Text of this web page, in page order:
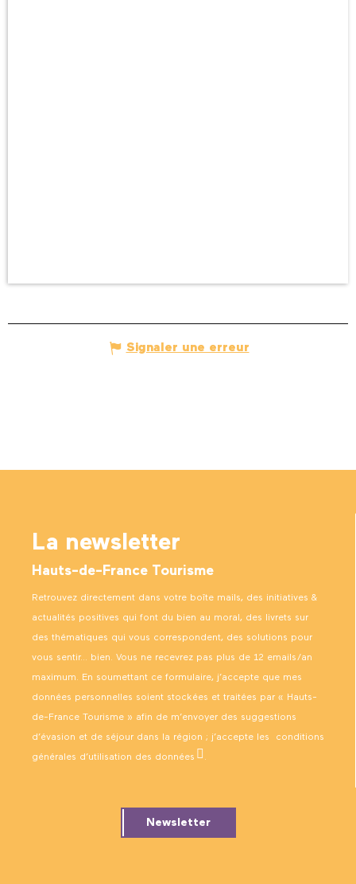
Signaler une erreur
La newsletter
Hauts-de-France Tourisme
Retrouvez directement dans votre boîte mails, des initiatives &
actualités positives qui font du bien au moral, des livrets sur
des thématiques qui vous correspondent, des solutions pour
vous sentir… bien. Vous ne recevrez pas plus de 12 emails/an
maximum. En soumettant ce formulaire, j’accepte que mes
données personnelles soient stockées et traitées par « Hauts-
de-France Tourisme » afin de m’envoyer des suggestions
d’évasion et de séjour dans la région ; j’accepte les conditions
générales d’utilisation des données .
Newsletter